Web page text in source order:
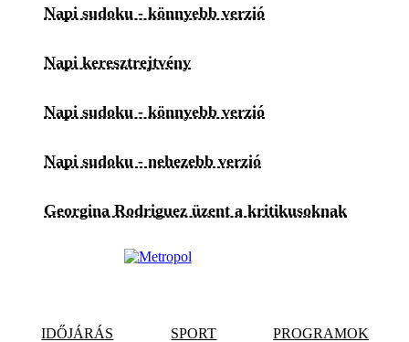
Napi sudoku - könnyebb verzió
Napi keresztrejtvény
Napi sudoku - könnyebb verzió
Napi sudoku - nehezebb verzió
Georgina Rodriguez üzent a kritikusoknak
IDŐJÁRÁS SPORT PROGRAMOK